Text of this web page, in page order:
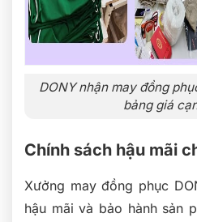
DONY nhận may đồng
bảng giá
Chính sách hậu mãi
Xưởng may đồng phục
hậu mãi và bảo hành sản